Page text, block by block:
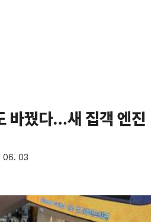
바꿨다…새 집객 엔진
06. 03